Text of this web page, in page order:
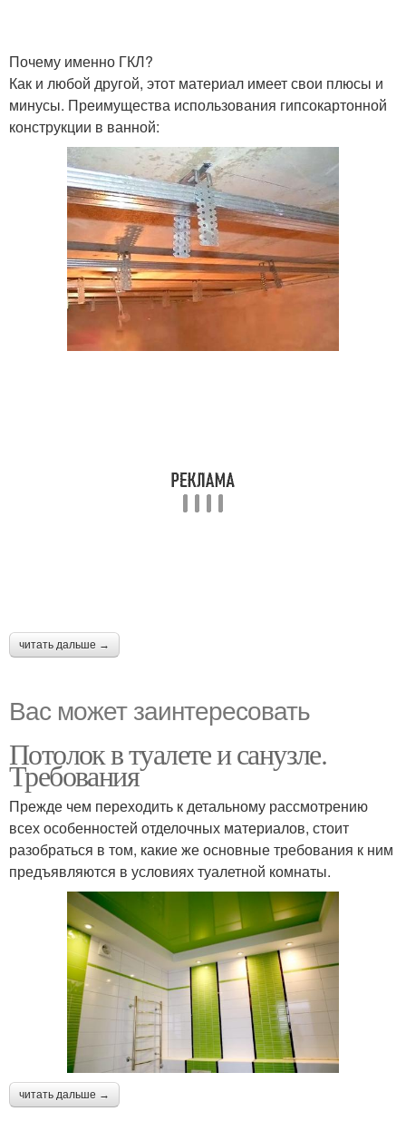
Почему именно ГКЛ?
Как и любой другой, этот материал имеет свои плюсы и
минусы. Преимущества использования гипсокартонной
конструкции в ванной:
читать дальше →
Вас может заинтересовать
Потолок в туалете и санузле.
Требования
Прежде чем переходить к детальному рассмотрению
всех особенностей отделочных материалов, стоит
разобраться в том, какие же основные требования к ним
предъявляются в условиях туалетной комнаты.
читать дальше →